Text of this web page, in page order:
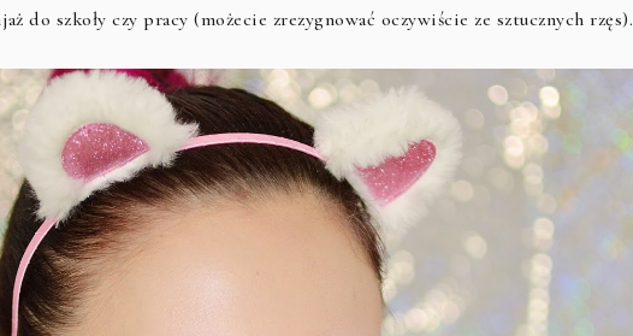
do szkoły czy pracy (możecie zrezygnować oczywiście ze sztucznych rzęs).